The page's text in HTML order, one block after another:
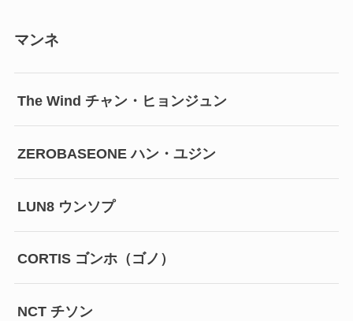
マンネ
The Wind チャン・ヒョンジュン
ZEROBASEONE ハン・ユジン
LUN8 ウンソプ
CORTIS ゴンホ（ゴノ）
NCT チソン